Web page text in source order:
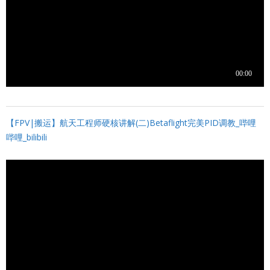
【FPV|搬运】航天工程师硬核讲解(二)Betaflight完美PID调教_哔哩
哔哩_bilibili